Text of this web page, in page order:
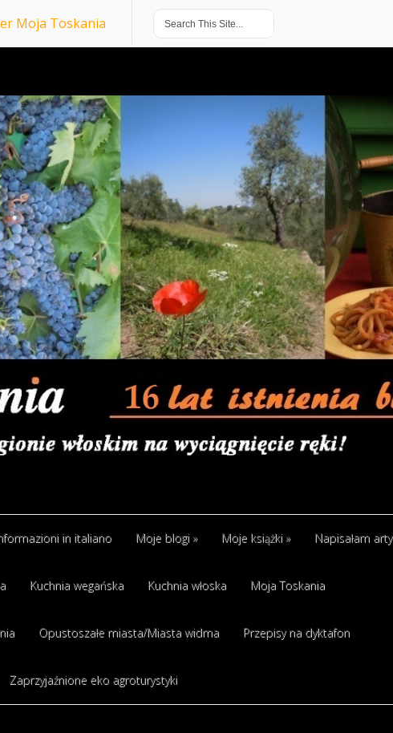
Moja Toskania
in italiano Moje blogi » Moje książki » Napisałam
Kuchnia wegańska Kuchnia włoska Moja Toskania
Opustoszałe miasta/Miasta widma Przepisy na dyktafon
Zaprzyjaźnione eko agroturystyki